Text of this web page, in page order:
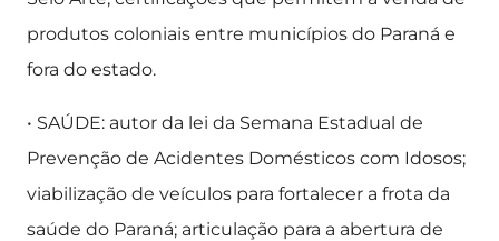
produtos coloniais entre municípios do Paraná e
fora do estado.
• SAÚDE: autor da lei da Semana Estadual de
Prevenção de Acidentes Domésticos com Idosos;
viabilização de veículos para fortalecer a frota da
saúde do Paraná; articulação para a abertura de